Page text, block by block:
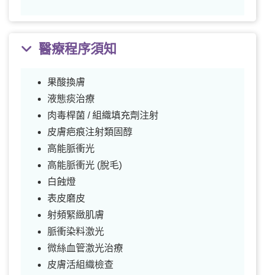
醫療程序須知
果酸換膚
液態痰治療
肉毒桿菌 / 組織填充劑注射
皮膚疤痕注射類固醇
高能脈衝光
高能脈衝光 (脫毛)
白蝕燈
表皮磨皮
射頻緊緻肌膚
脈衝染料激光
微絲血管激光治療
皮膚活組織檢查